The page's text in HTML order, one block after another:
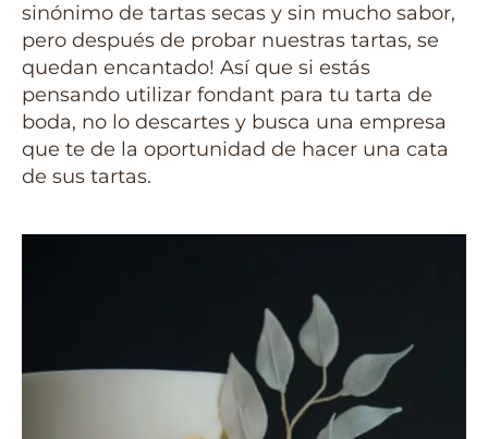
sinónimo de tartas secas y sin mucho sabor,
pero después de probar nuestras tartas, se
quedan encantado! Así que si estás
pensando utilizar fondant para tu tarta de
boda, no lo descartes y busca una empresa
que te de la oportunidad de hacer una cata
de sus tartas.